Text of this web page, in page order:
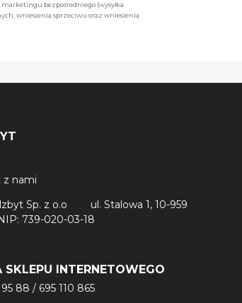
bezpośredniego (wysyłka
wniesienia sprzeciwu oraz wniesienia
z nami
Sp. z o.o
ul. Stalowa 1, 10-959
739-020-03-18
SKLEPU INTERNETOWEGO
95 88 / 695 110 865